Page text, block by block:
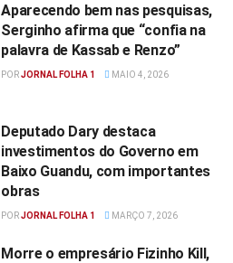
Aparecendo bem nas pesquisas,
Serginho afirma que “confia na
palavra de Kassab e Renzo”
PORJORNAL FOLHA 1 MAIO 4, 2026
Deputado Dary destaca
investimentos do Governo em
Baixo Guandu, com importantes
obras
PORJORNAL FOLHA 1 MARÇO 7, 2026
Morre o empresário Fizinho Kill,